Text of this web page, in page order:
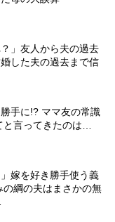
」友人から夫の過去
した夫の過去まで信
手に!? ママ友の常識
言ってきたのは…
嫁を好き勝手使う義
綱の夫はまさかの無